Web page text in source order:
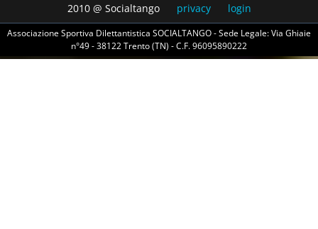
2010 @ Socialtango privacy login
Associazione Sportiva Dilettantistica SOCIALTANGO - Sede Legale: Via Ghiaie
n°49 - 38122 Trento (TN) - C.F. 96095890222